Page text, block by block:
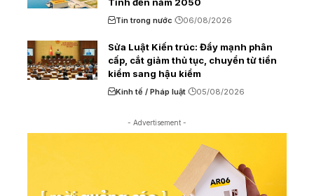
Tin trong nước 06/08/2026
Sửa Luật Kiến trúc: Đẩy mạnh phân
cấp, cắt giảm thủ tục, chuyển từ tiền
kiểm sang hậu kiểm
Kinh tế / Pháp luật 05/08/2026
- Advertisement -